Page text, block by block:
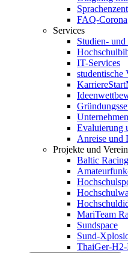
FAQ-Corona
Services
Studien-
IT-Services
studentische
Evaluierung
Anreise und
Projekte und
Baltic Racing
MariTeam
Sundspace
Sund-
ThaiGer-